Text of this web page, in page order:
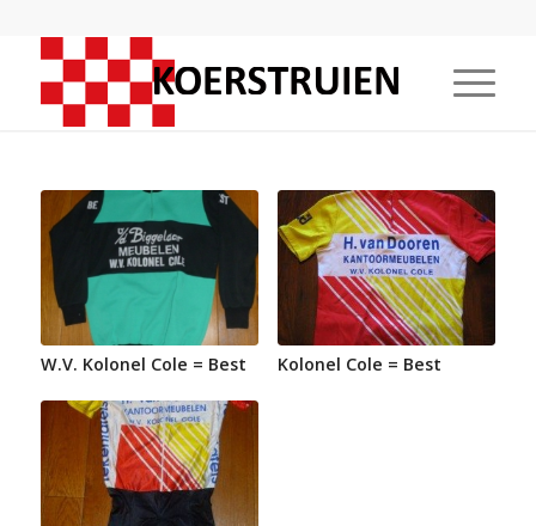
W.V. Kolonel Cole = Best Kolonel Cole = Best